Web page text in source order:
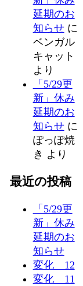
延期のお
知らせに
ベンガル
キャット
より
「5/29更
新」休み
延期のお
知らせに
ぽっぽ焼
き より
最近の投稿
「5/29更
新」休み
延期のお
知らせ
変化 12
変化 11